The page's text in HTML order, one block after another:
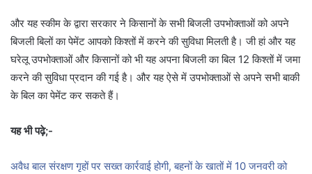
और यह स्कीम के द्वारा सरकार ने किसानों के सभी बिजली उपभोक्ताओं को अपने
बिजली बिलों का पेमेंट आपको किश्तों में करने की सुविधा मिलती है। जी हां और यह
घरेलू उपभोक्ताओं और किसानों को भी यह अपना बिजली का बिल 12 किश्तों में जमा
करने की सुविधा प्रदान की गई है। और यह ऐसे में उपभोक्ताओं से अपने सभी बाकी
के बिल का पेमेंट कर सकते हैं।
यह भी पढ़े;-
अवैध बाल संरक्षण गृहों पर सख्त कार्रवाई होगी, बहनों के खातों में 10 जनवरी को